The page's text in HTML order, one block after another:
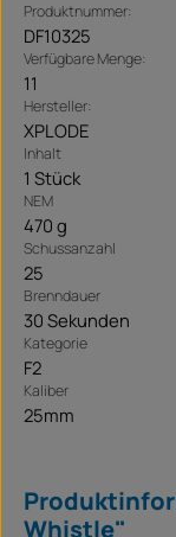
Produktnummer:
DF10325
Verfügbare Menge:
11
Hersteller:
XPLODE
Inhalt
1 Stück
NEM
470 g
Schussanzahl
25
Brenndauer
30 Sekunden
Kategorie
F2
Kaliber
25mm
Whistle"